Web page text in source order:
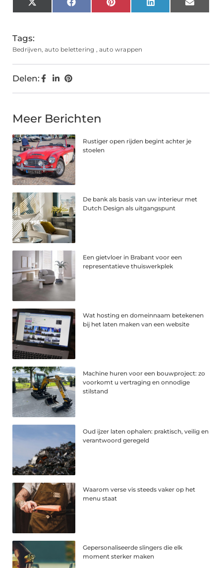
X
(Twitter)
FacebookPinterestLinkedInEmail
Tags:
Bedrijven,auto belettering ,auto wrappen
Delen:
Meer Berichten
Rustiger open rijden begint achter je
stoelen
De bank als basis van uw interieur met
Dutch Design als uitgangspunt
Een gietvloer in Brabant voor een
representatieve thuiswerkplek
Wat hosting en domeinnaam betekenen
bij het laten maken van een website
Machine huren voor een bouwproject: zo
voorkomt u vertraging en onnodige
stilstand
Oud ijzer laten ophalen: praktisch, veilig en
verantwoord geregeld
Waarom verse vis steeds vaker op het
menu staat
Gepersonaliseerde slingers die elk
moment sterker maken